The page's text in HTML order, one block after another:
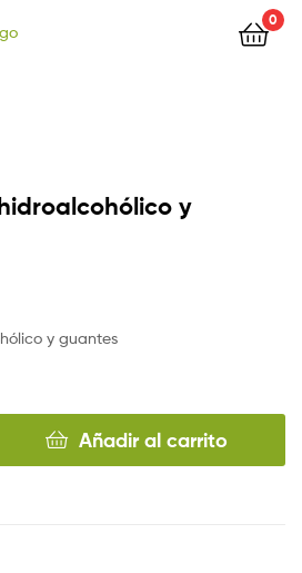
0
y
y guantes
Añadir al carrito